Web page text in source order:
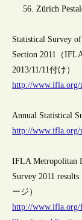
Zürich
Statistical Survey
Section 2011（
2013/11/11付け）
http://www.ifla.org/
Annual Statistical
http://www.ifla.org/
IFLA Metropolitan
Survey 2011
ージ）
http://www.ifla.org/